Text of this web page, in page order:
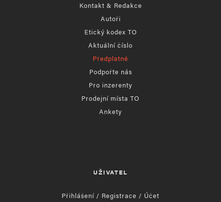
Kontakt & Redakce
Autoři
Etický kodex TO
Aktuální číslo
Předplatné
Podpořte nás
Pro inzerenty
Prodejní místa TO
Ankety
UŽIVATEL
Přihlášení / Registrace / Účet